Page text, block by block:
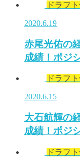
ドラフ
2020.6.19
赤尾光佑の
成績！ポジ
ドラフ
2020.6.15
大石航輝の
成績！ポジ
ドラフ